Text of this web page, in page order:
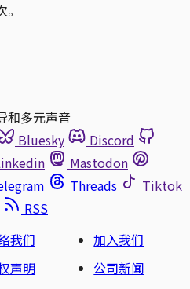
和多元声音
Bluesky
Discord
Mastodon
Threads
Tiktok
RSS
我们
加入我们
声明
公司新闻